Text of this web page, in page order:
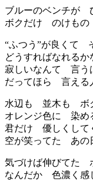
ブルーのベンチが
ボクだけ のけも
“ふつう”が良くて
どうすればなれる
寂しいなんて 言う
だってほら 言える
水辺も 並木も ボ
オレンジ色に 染め
君だけ 優しくして
空が笑ってた あの
気づけば伸びてた
なんだか 色濃く感